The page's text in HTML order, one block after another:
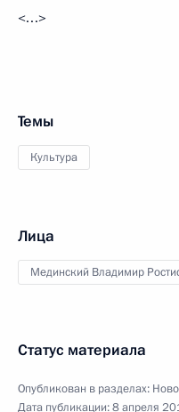
<…>
Темы
Культура
Лица
Мединский Владимир
Статус материала
Опубликован в разделах:
Дата публикации:8 апреля